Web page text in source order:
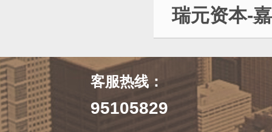
瑞元资本-
客服热线：
95105829